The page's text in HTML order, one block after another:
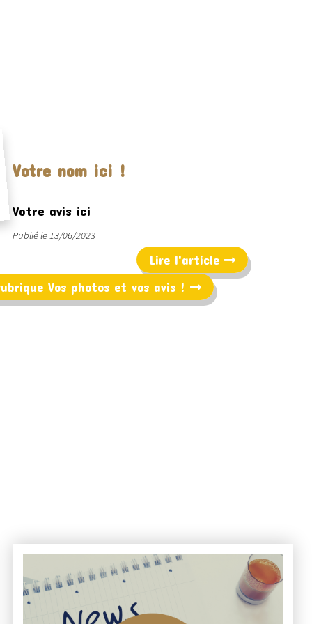
Votre nom ici !
Votre avis ici
Publié le 13/06/2023
Lire l'article
Vos photos et vos avis !